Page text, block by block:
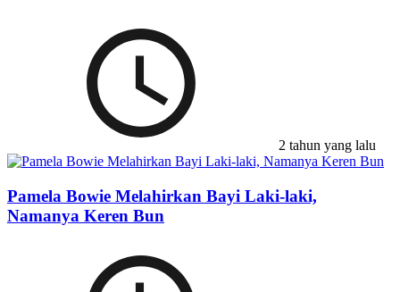
2 tahun yang lalu
Pamela Bowie Melahirkan Bayi Laki-laki,
Namanya Keren Bun